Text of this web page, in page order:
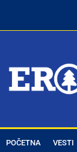
POČETNA VESTI